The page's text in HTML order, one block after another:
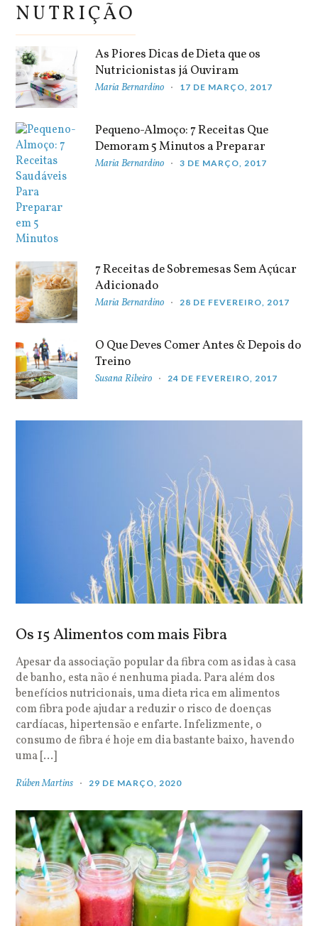
NUTRIÇÃO
As Piores Dicas de Dieta que os
Nutricionistas já Ouviram
Maria Bernardino 17 DE MARÇO, 2017
Pequeno-Almoço: 7 Receitas Que
Demoram 5 Minutos a Preparar
Maria Bernardino 3 DE MARÇO, 2017
7 Receitas de Sobremesas Sem Açúcar
Adicionado
Maria Bernardino 28 DE FEVEREIRO, 2017
O Que Deves Comer Antes & Depois do
Treino
Susana Ribeiro 24 DE FEVEREIRO, 2017
Os 15 Alimentos com mais Fibra
Apesar da associação popular da fibra com as idas à casa
de banho, esta não é nenhuma piada. Para além dos
benefícios nutricionais, uma dieta rica em alimentos
com fibra pode ajudar a reduzir o risco de doenças
cardíacas, hipertensão e enfarte. Infelizmente, o
consumo de fibra é hoje em dia bastante baixo, havendo
uma […]
Rúben Martins 29 DE MARÇO, 2020